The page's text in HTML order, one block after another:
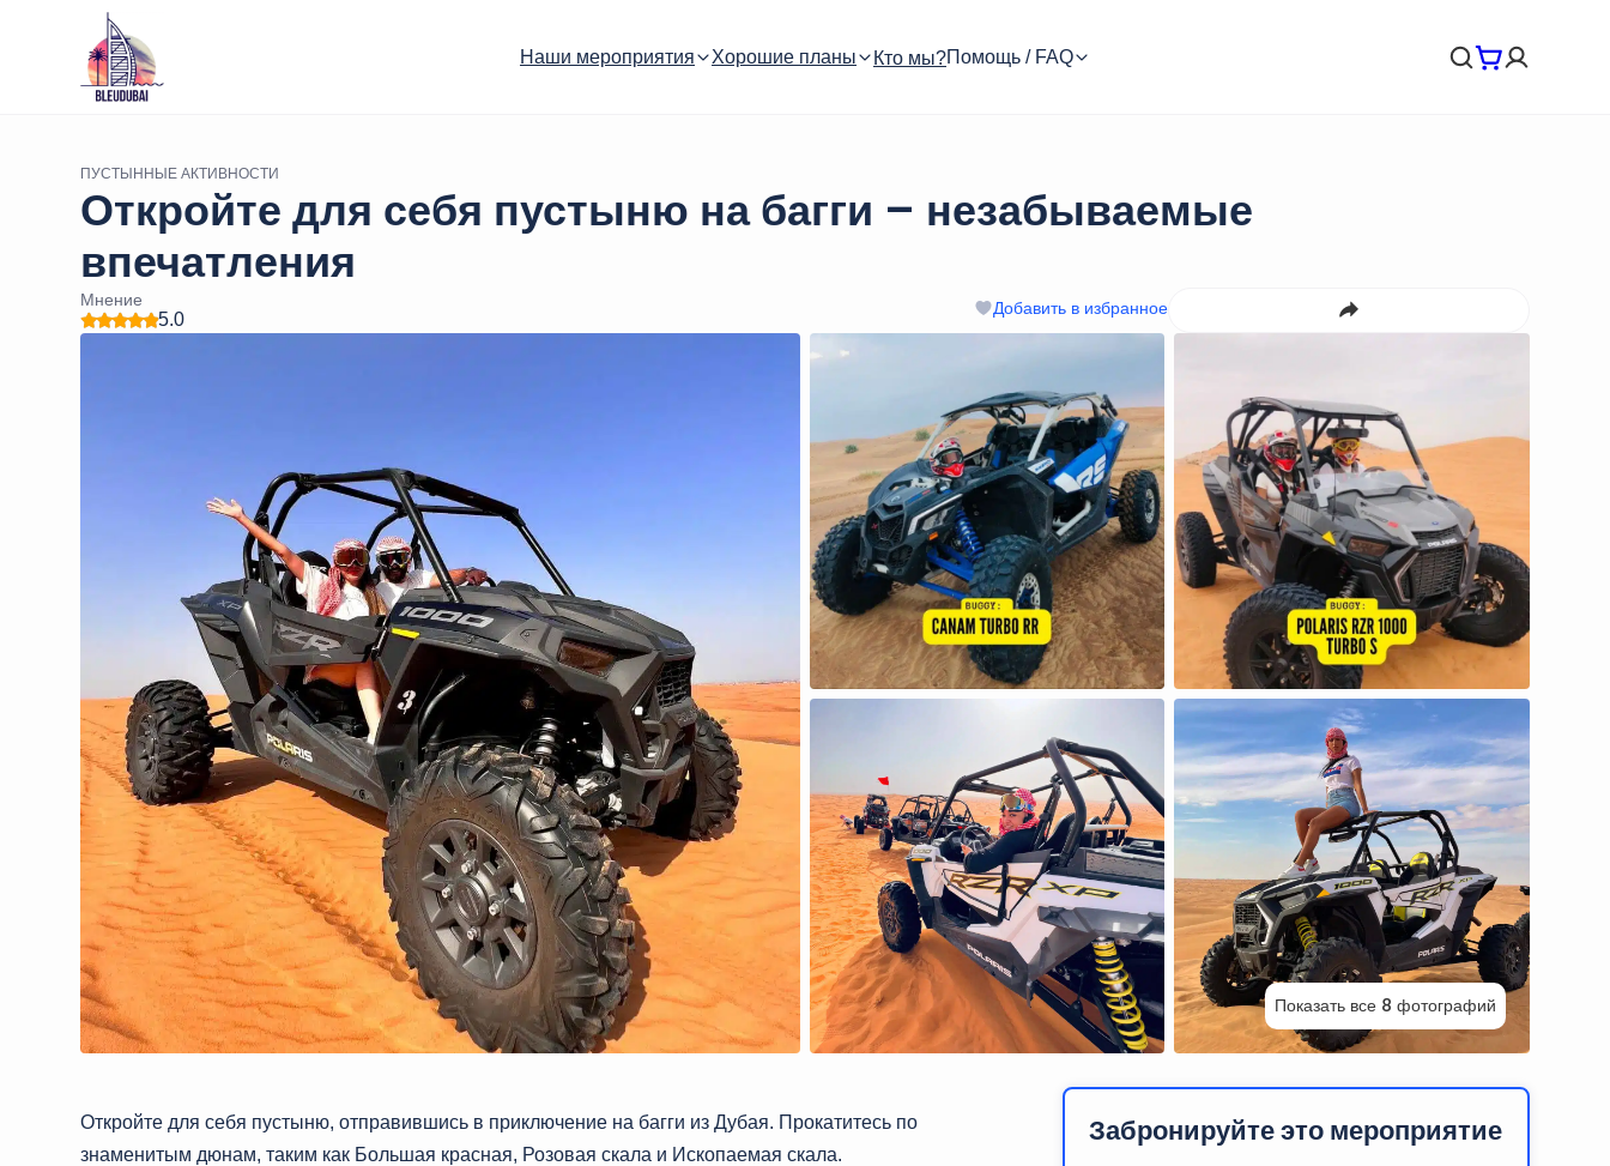
Наши мероприятия Хорошие планы Кто мы?Помощь / FAQ
ПУСТЫННЫЕ АКТИВНОСТИ
Откройте для себя пустыню на багги – незабываемые
впечатления
Мнение
5.0
Добавить в избранное
Показать все 8 фотографий
Откройте для себя пустыню, отправившись в приключение на багги из Дубая. Прокатитесь по
знаменитым дюнам, таким как Большая красная, Розовая скала и Ископаемая скала.
Забронируйте это мероприятие